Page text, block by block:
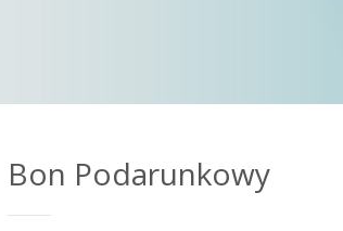
Bon Podarunkowy